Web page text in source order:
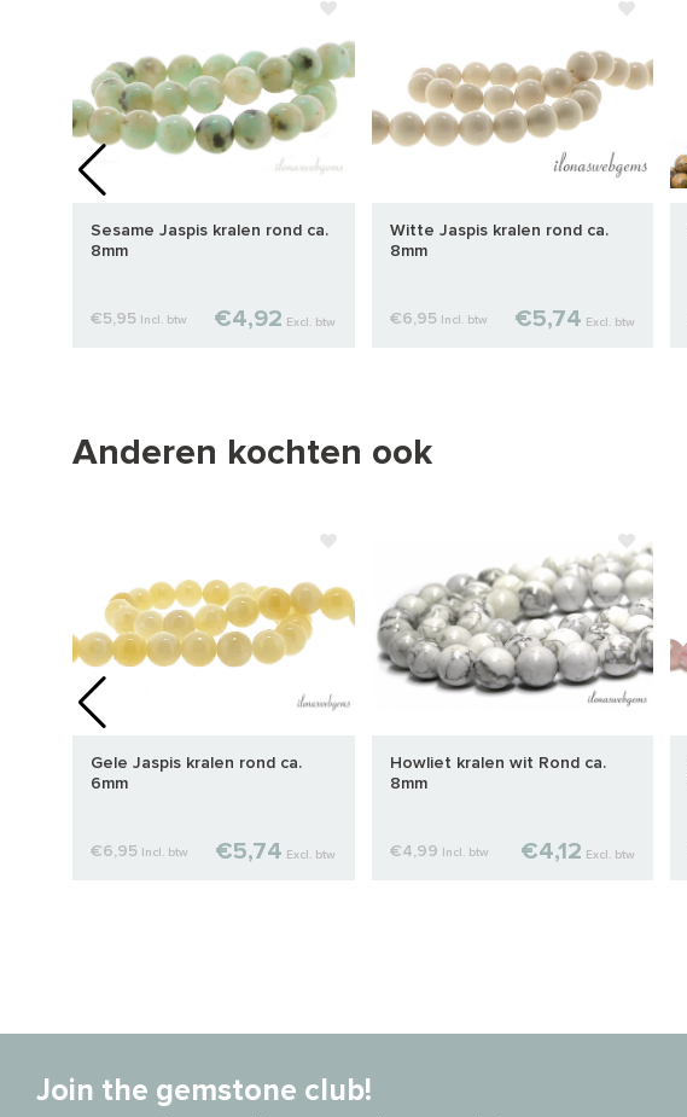
Sesame Jaspis kralen rond ca.
8mm
€5,95 Incl. btw €4,92 Excl. btw
Witte Jaspis kralen rond ca.
8mm
€6,95 Incl. btw €5,74 Excl. btw
Anderen kochten ook
Gele Jaspis kralen rond ca.
6mm
€6,95 Incl. btw €5,74 Excl. btw
Howliet kralen wit Rond ca.
8mm
€4,99 Incl. btw €4,12 Excl. btw
Join the gemstone club!